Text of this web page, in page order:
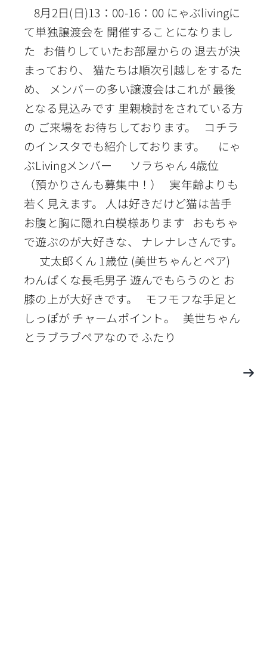
8月2日(日)13：00-16：00 にゃぶlivingに
て単独譲渡会を 開催することになりまし
た お借りしていたお部屋からの 退去が決
まっており、 猫たちは順次引越しをするた
め、 メンバーの多い譲渡会はこれが 最後
となる見込みです 里親検討をされている方
の ご来場をお待ちしております。 コチラ
のインスタでも紹介しております。 にゃ
ぶLivingメンバー ソラちゃん 4歳位
（預かりさんも募集中！） 実年齢よりも
若く見えます。 人は好きだけど猫は苦手
お腹と胸に隠れ白模様あります おもちゃ
で遊ぶのが大好きな、 ナレナレさんです。
丈太郎くん 1歳位 (美世ちゃんとペア)
わんぱくな長毛男子 遊んでもらうのと お
膝の上が大好きです。 モフモフな手足と
しっぽが チャームポイント。 美世ちゃん
とラブラブペアなので ふたり